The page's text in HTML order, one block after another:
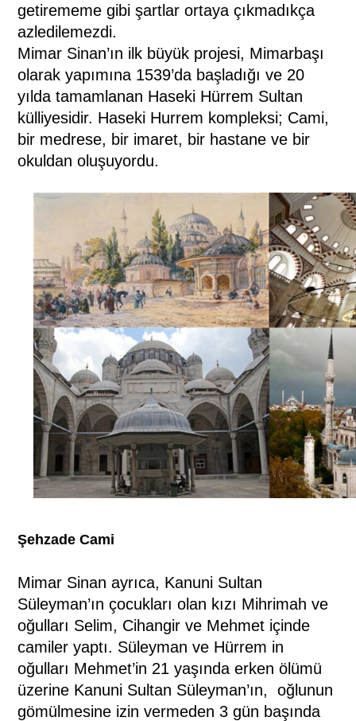
getirememe gibi şartlar ortaya çıkmadıkça
azledilemezdi.
Mimar Sinan’ın ilk büyük projesi, Mimarbaşı
olarak yapımına 1539’da başladığı ve 20
yılda tamamlanan Haseki Hürrem Sultan
külliyesidir. Haseki Hurrem kompleksi; Cami,
bir medrese, bir imaret, bir hastane ve bir
okuldan oluşuyordu.
Şehzade Cami
Mimar Sinan ayrıca, Kanuni Sultan
Süleyman’ın çocukları olan kızı Mihrimah ve
oğulları Selim, Cihangir ve Mehmet içinde
camiler yaptı. Süleyman ve Hürrem in
oğulları Mehmet’in 21 yaşında erken ölümü
üzerine Kanuni Sultan Süleyman’ın,
oğlunun
gömülmesine izin vermeden 3 gün başında